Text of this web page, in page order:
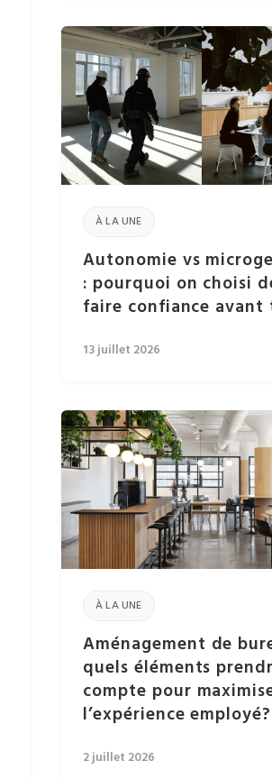
À LA UNE
Autonomie vs
: pourquoi on choisi
faire confiance
13 juillet 2026
À LA UNE
Aménagement de
quels éléments
compte pour
l’expérience employé?
2 juillet 2026